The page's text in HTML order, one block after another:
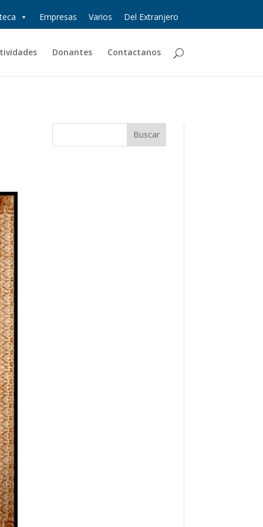
Empresas Varios Del Extranjero
Donantes Contactanos